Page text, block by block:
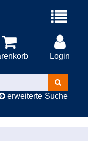
Menü
Login
Kurse
suchen
erweiterte Suche